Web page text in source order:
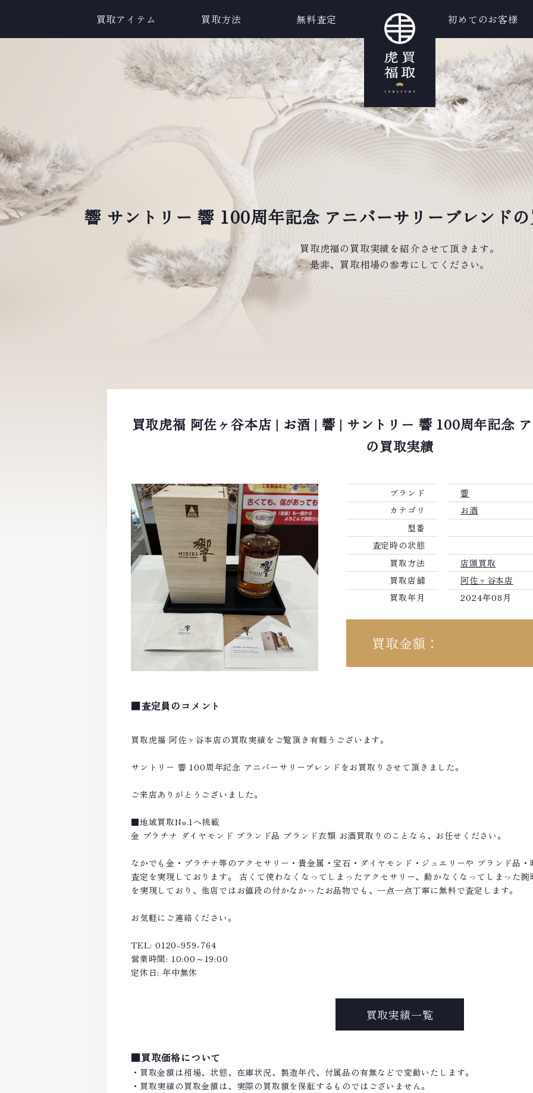
買取アイテム 買取方法 無料査定 初めてのお客様
響 サントリー 響 100周年記念 アニバーサリーブレンド
買取虎福の買取実績を紹介させて頂きます。
是非、買取相場の参考にしてください。
買取虎福 阿佐ヶ谷本店 | お酒 | 響 | サントリー 響 100周年記念
の買取実績
ブランド
響
カテゴリ
お酒
型番
査定時の状態
買取方法
店頭買取
買取店舗
阿佐ヶ谷本店
買取年月
2024年08月
買取金額：
■査定員のコメント
買取虎福 阿佐ヶ谷本店の買取実績をご覧頂き有難うございます。
サントリー 響 100周年記念 アニバーサリーブレンドをお買取りさせて頂きました。
ご来店ありがとうございました。
■地域買取No.1へ挑戦
金 プラチナ ダイヤモンド ブランド品 ブランド衣類 お酒買取りのことなら、お任せください。
なかでも金・プラチナ等のアクセサリー・貴金属・宝石・ダイヤモンド・ジュエリーや ブランド品
査定を実現しております。 古くて使わなくなってしまったアクセサリー、動かなくなってしまった腕
を実現しており、他店ではお値段の付かなかったお品物でも、一点一点丁寧に無料で査定します。
お気軽にご連絡ください。
TEL: 0120-959-764
営業時間: 10:00～19:00
定休日: 年中無休
買取実績一覧
■買取価格について
・買取金額は相場、状態、在庫状況、製造年代、付属品の有無などで変動いたします。
・買取実績の買取金額は、実際の買取額を保証するものではございません。